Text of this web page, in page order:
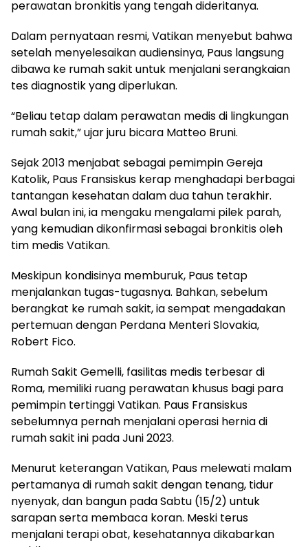
perawatan bronkitis yang tengah dideritanya.
Dalam pernyataan resmi, Vatikan menyebut bahwa
setelah menyelesaikan audiensinya, Paus langsung
dibawa ke rumah sakit untuk menjalani serangkaian
tes diagnostik yang diperlukan.
“Beliau tetap dalam perawatan medis di lingkungan
rumah sakit,” ujar juru bicara Matteo Bruni.
Sejak 2013 menjabat sebagai pemimpin Gereja
Katolik, Paus Fransiskus kerap menghadapi berbagai
tantangan kesehatan dalam dua tahun terakhir.
Awal bulan ini, ia mengaku mengalami pilek parah,
yang kemudian dikonfirmasi sebagai bronkitis oleh
tim medis Vatikan.
Meskipun kondisinya memburuk, Paus tetap
menjalankan tugas-tugasnya. Bahkan, sebelum
berangkat ke rumah sakit, ia sempat mengadakan
pertemuan dengan Perdana Menteri Slovakia,
Robert Fico.
Rumah Sakit Gemelli, fasilitas medis terbesar di
Roma, memiliki ruang perawatan khusus bagi para
pemimpin tertinggi Vatikan. Paus Fransiskus
sebelumnya pernah menjalani operasi hernia di
rumah sakit ini pada Juni 2023.
Menurut keterangan Vatikan, Paus melewati malam
pertamanya di rumah sakit dengan tenang, tidur
nyenyak, dan bangun pada Sabtu (15/2) untuk
sarapan serta membaca koran. Meski terus
menjalani terapi obat, kesehatannya dikabarkan